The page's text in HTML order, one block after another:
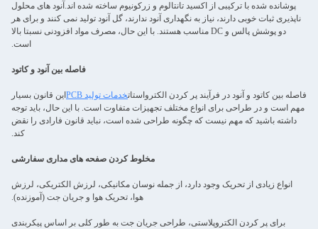
پوشانده شده با ترکیبی از اکسید تانتالوم و زرکونیوم ساخته شده اند.آنود های محلول
ناپذیری ثبات خوبی دارند، نیاز به نگهداری آنود ندارند، گل آنود تولید نمی کنند و برای هر
دو پوشش پالس و DC مناسب هستند. با این حال، مصرف مواد افزودنی نسبتا بالا
است.
فاصله بین آنود و کاتود
فاصله بین کاتود و آنود در فرآیند پر کردن الکترواستاتخدمات تولید PCB
این قانون بسیار
مهم است و در طراحی برای انواع مختلف تجهیزات متفاوت است. با این حال، باید توجه
داشته باشید که مهم نیست که چگونه طراحی شده است، نباید قانون فارادی را نقض
کند.
مخلوط کردن صفحه های مداری سفارشی
انواع زیادی از تحریک وجود دارد، از جمله نوسان مکانیکی، لرزش الکتریکی، لرزش
هوا، تحریک هوا و جریان جت (آموزنده).
برای پر کردن الکتروپلاستی، طراحی جریان جت به طور کلی بر اساس پیکربندی